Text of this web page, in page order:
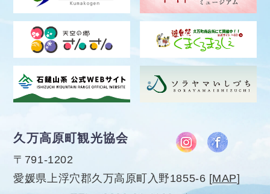
久万高原町観光協会
〒791-1202
愛媛県上浮穴郡久万高原町入野1855-6 [MAP]